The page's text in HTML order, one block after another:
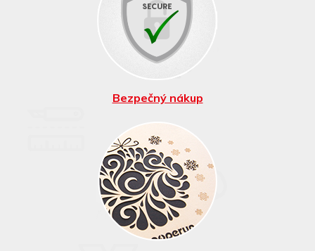
Jsme držitelem
certifikátu SAEC –
bezpečný nákup.
Bezpečný nákup
Laserový výsek, tisk
bílou a jiné efekty...